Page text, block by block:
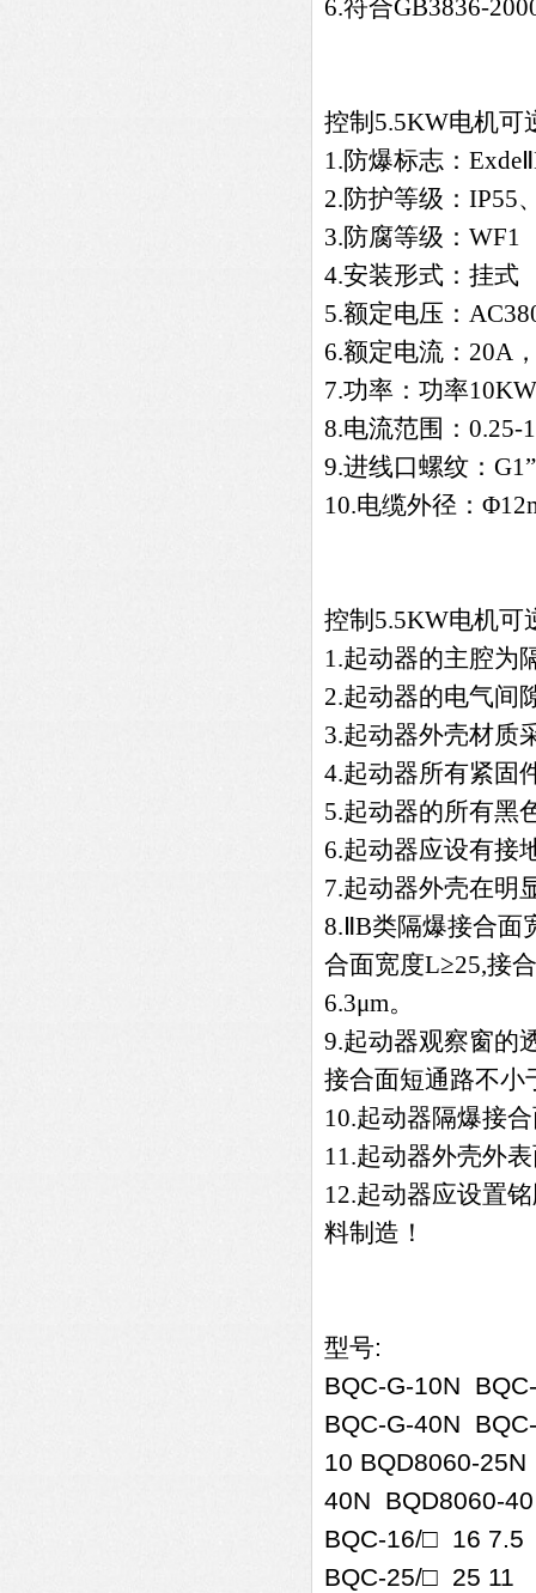
6.符合GB3836-
控制5.5KW电机可
1.防爆标志：
2.防护等级：IP55
3.防腐等级：WF1
4.安装形式：挂式
5.额定电压：
6.额定电流：20A
7.功率：功率
8.电流范围：0.25-
9.进线口螺纹：
10.电缆外径：
控制5.5KW电机可
1.起动器的主腔为
2.起动器的电气间
3.起动器外壳材质
4.起动器所有紧固
5.起动器的所有黑
6.起动器应设有接
7.起动器外壳在明
8.ⅡB类隔爆接合面
合面宽度L≥25,接
6.3μm。
9.起动器观察窗的
接合面短通路不小
10.起动器隔爆接
11.起动器外壳外
12.起动器应设置
料制造！
型号:
BQC-G-10N
BQC-G-40N
10 BQD8060-
40N BQD8060-
BQC-16/□ 16
BQC-25/□ 25